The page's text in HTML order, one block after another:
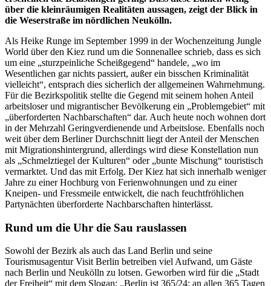
über die kleinräumigen Realitäten aussagen, zeigt der Blick in
die Weserstraße im nördlichen Neukölln.
Als Heike Runge im September 1999 in der Wochenzeitung Jungle
World über den Kiez rund um die Sonnenallee schrieb, dass es sich
um eine „sturzpeinliche Scheißgegend“ handele, „wo im
Wesentlichen gar nichts passiert, außer ein bisschen Kriminalität
vielleicht“, entsprach dies sicherlich der allgemeinen Wahrnehmung.
Für die Bezirkspolitik stellte die Gegend mit seinem hohen Anteil
arbeitsloser und migrantischer Bevölkerung ein „Problemgebiet“ mit
„überforderten Nachbarschaften“ dar. Auch heute noch wohnen dort
in der Mehrzahl Geringverdienende und Arbeitslose. Ebenfalls noch
weit über dem Berliner Durchschnitt liegt der Anteil der Menschen
mit Migrationshintergrund, allerdings wird diese Konstellation nun
als „Schmelztiegel der Kulturen“ oder „bunte Mischung“ touristisch
vermarktet. Und das mit Erfolg. Der Kiez hat sich innerhalb weniger
Jahre zu einer Hochburg von Ferienwohnungen und zu einer
Kneipen- und Fressmeile entwickelt, die nach feuchtfröhlichen
Partynächten überforderte Nachbarschaften hinterlässt.
Rund um die Uhr die Sau rauslassen
Sowohl der Bezirk als auch das Land Berlin und seine
Tourismusagentur Visit Berlin betreiben viel Aufwand, um Gäste
nach Berlin und Neukölln zu lotsen. Geworben wird für die „Stadt
der Freiheit“ mit dem Slogan: „Berlin ist 365/24: an allen 365 Tagen